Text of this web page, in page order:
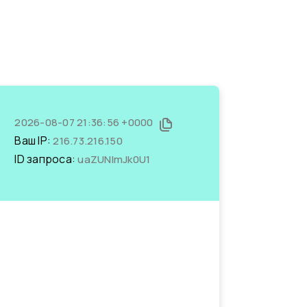
2026-08-07 21:36:56 +0000
Ваш IP:216.73.216.150
ID запроса:uaZUNImJk0U1